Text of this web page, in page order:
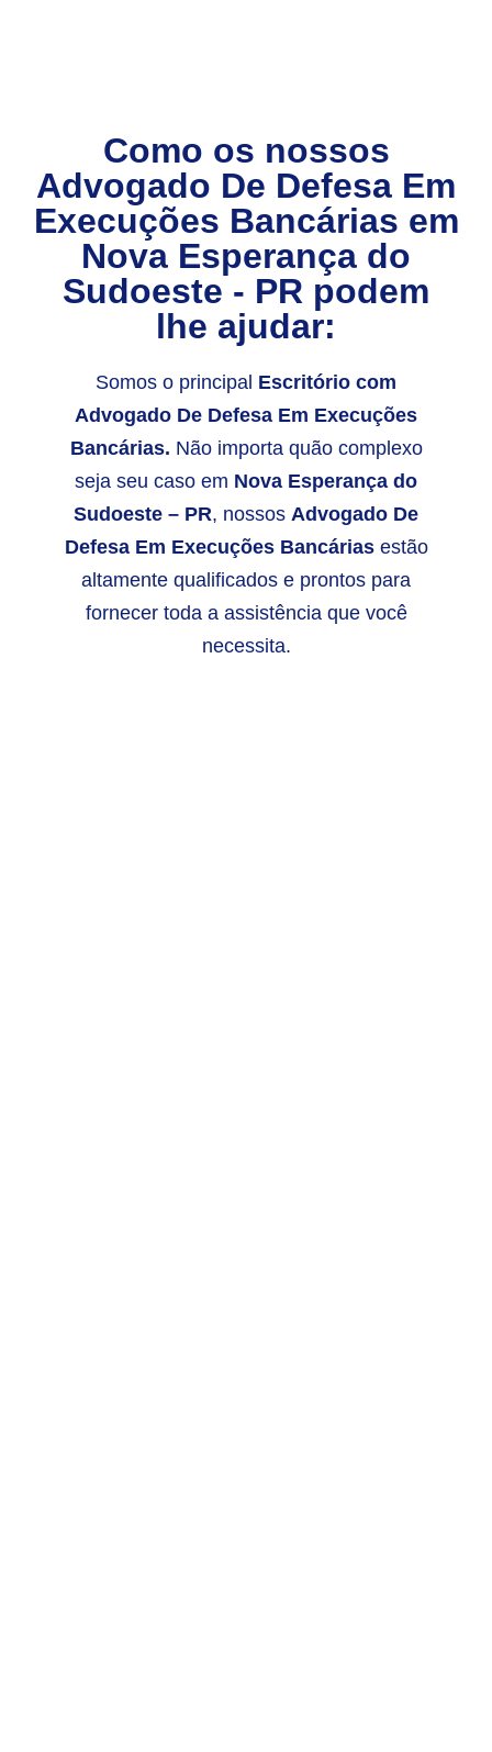
Como os nossos
Advogado De Defesa Em
Execuções Bancárias em
Nova Esperança do
Sudoeste - PR podem
lhe ajudar:
Somos o principal Escritório com
Advogado De Defesa Em Execuções
Bancárias. Não importa quão complexo
seja seu caso em Nova Esperança do
Sudoeste – PR, nossos Advogado De
Defesa Em Execuções Bancáriasestão
altamente qualificados e prontos para
fornecer toda a assistência que você
necessita.